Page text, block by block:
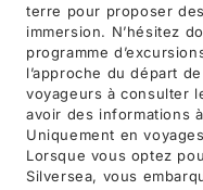
terre pour proposer
immersion. N’hésitez
programme
l’approche du départ
voyageurs à consulter
avoir des informations
Uniquement en
Lorsque vous optez
Silversea, vous